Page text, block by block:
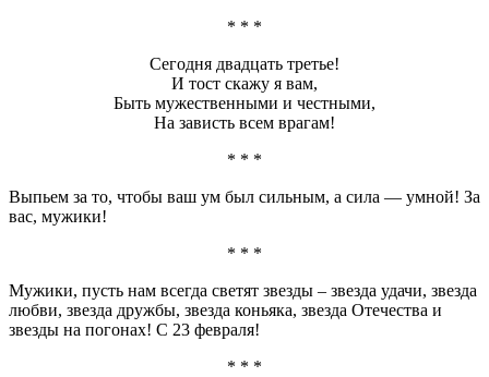
* * *
Сегодня двадцать третье!
И тост скажу я вам,
Быть мужественными и честными,
На зависть всем врагам!
* * *
Выпьем за то, чтобы ваш ум был сильным, а сила — умной! За
вас, мужики!
* * *
Мужики, пусть нам всегда светят звезды – звезда удачи, звезда
любви, звезда дружбы, звезда коньяка, звезда Отечества и
звезды на погонах! С 23 февраля!
* * *